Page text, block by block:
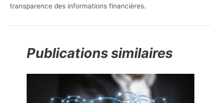
transparence des informations financières.
Publications similaires